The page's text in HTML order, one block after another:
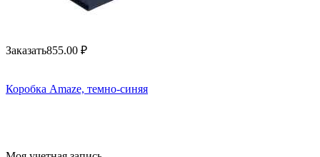
Заказать855.00 ₽
Коробка Amaze, темно-синяя